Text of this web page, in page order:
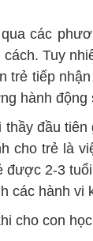
các
Tuy
trẻ tiếp
hành động
đầu
cho trẻ là
2-3
các hành vi
cho con